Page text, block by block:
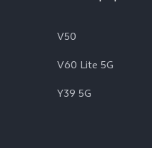
V50
V60 Lite 5G
Y39 5G